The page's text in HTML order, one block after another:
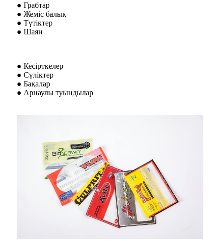
● Грабтар
● Жеміс балық
● Түтіктер
● Шаян
● Кесірткелер
● Сүліктер
● Бақалар
● Арнаулы туындылар